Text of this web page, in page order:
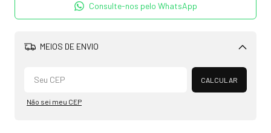
Consulte-nos pelo WhatsApp
MEIOS DE ENVIO
Alterar CEP
CALCULAR
Não sei meu CEP